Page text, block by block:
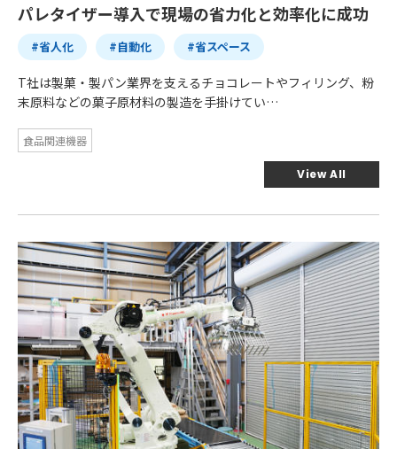
パレタイザー導入で現場の省力化と効率化に成功
#省人化 #自動化 #省スペース
T社は製菓・製パン業界を支えるチョコレートやフィリング、粉
末原料などの菓子原材料の製造を手掛けてい…
食品関連機器
View All